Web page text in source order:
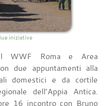
iniziative
Roma e Area
due appuntamenti alla
domestici e da cortile
dell’Appia Antica.
16 incontro con Bruno